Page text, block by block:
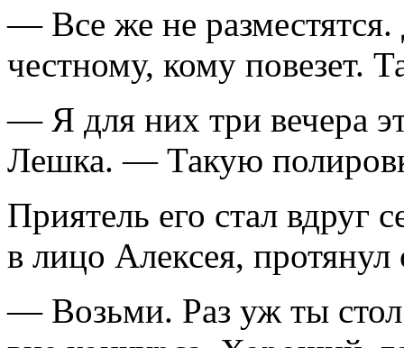
— Все же не
честному, кому повезет.
— Я для них три вечера
Лешка. — Такую
Приятель его стал вдруг
в лицо Алексея, протянул
— Возьми. Раз уж ты стол